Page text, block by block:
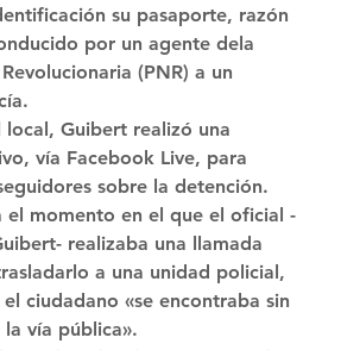
su pasaporte, razón
por un agente dela
(PNR) a un
Guibert realizó una
vía Facebook Live, para
sobre la detención.
el momento en el que el oficial -
realizaba una llamada
a una unidad policial,
ciudadano «se encontraba sin
vía pública».